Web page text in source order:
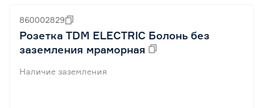
860002829
Розетка TDM ELECTRIC Болонь без
заземления мраморная
Наличие заземления